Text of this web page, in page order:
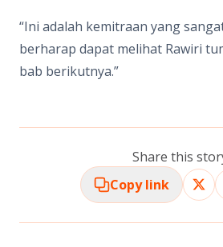
“Ini adalah kemitraan yang
berharap dapat melihat Rawiri
bab berikutnya.”
Share this
Copy link